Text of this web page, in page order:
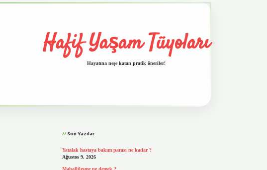
Hafif Yaşam Tüyoları
Hayatına neşe katan pratik öneriler!
Son Yazılar
Yatalak hastaya bakım parası ne kadar ?
Ağustos 9, 2026
Mahallileşme ne demek ?